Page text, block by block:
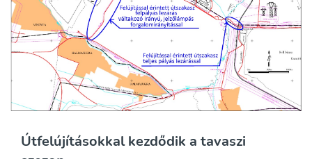
Útfelújításokkal kezdődik a tavaszi